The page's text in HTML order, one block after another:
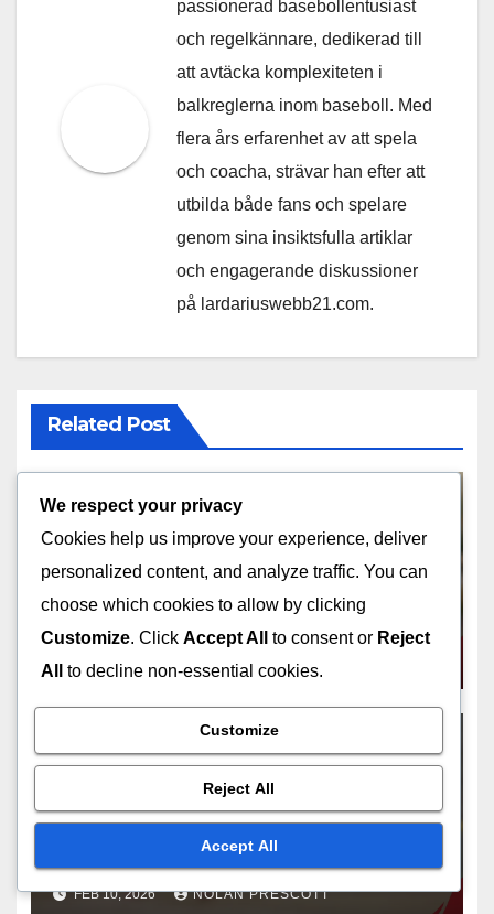
passionerad basebollentusiast
och regelkännare, dedikerad till
att avtäcka komplexiteten i
balkreglerna inom baseboll. Med
flera års erfarenhet av att spela
och coacha, strävar han efter att
utbilda både fans och spelare
genom sina insiktsfulla artiklar
och engagerande diskussioner
på lardariuswebb21.com.
Related Post
Domarprotokoll: Hantering av
tvister, Spelarinteraktioner,
Spelhantering
Balkmyter:
Missuppfattningar, Folklore,
Spelarövertygelser
FEB 10, 2026 NOLAN PRESCOTT
We respect your privacy
Cookies help us improve your experience, deliver
personalized content, and analyze traffic. You can
choose which cookies to allow by clicking
Customize. Click Accept All to consent or Reject
All
to decline non-essential cookies.
Customize
Reject All
Accept All